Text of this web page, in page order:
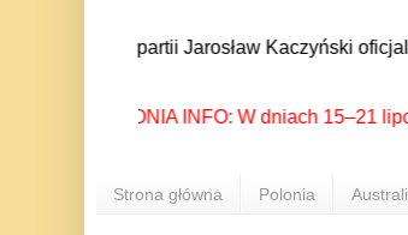
prezes partii Jarosław Kaczyński
POLONIA INFO: W dniach 15–21
Strona główna Polonia